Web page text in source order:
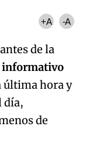
+A -A
de la
última hora y
día,
de